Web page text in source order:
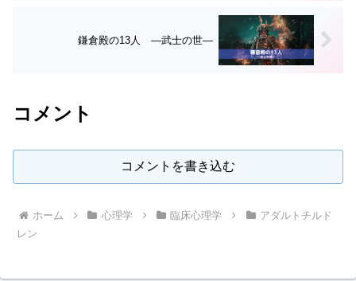
鎌倉殿の13人 ―武士の世―
コメント
コメントを書き込む
ホーム 心理学 臨床心理学
アダルトチルド
レン